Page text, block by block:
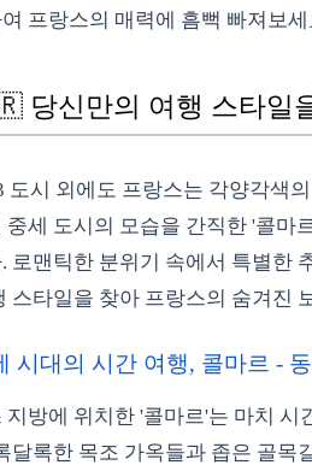
프랑스의 매력에 흠뻑 빠져보세
당신만의 여행 스타일
도시 외에도 프랑스는 각양각색
중세 도시의 모습을 간직한 '콜마
로맨틱한 분위기 속에서 특별한
스타일을 찾아 프랑스의 숨겨진
시대의 시간 여행, 콜마르 -
지방에 위치한 '콜마르'는 마치 시
달록한 목조 가옥들과 좁은 골목